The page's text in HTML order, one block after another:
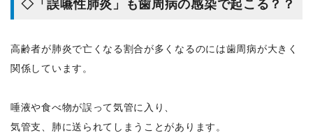
◇「誤嚥性肺炎」も歯周病の感染で起こる？？
高齢者が肺炎で亡くなる割合が多くなるのには歯周病が大きく
関係しています。
唾液や食べ物が誤って気管に入り、
気管支、肺に送られてしまうことがあります。